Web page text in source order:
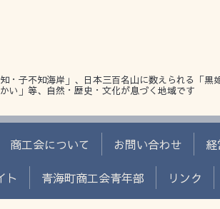
・子不知海岸」、日本三百名山に数えられる「黒
い」等、自然・歴史・文化が息づく地域です
商工会について お問い合わせ
ト 青海町商工会青年部 リンク